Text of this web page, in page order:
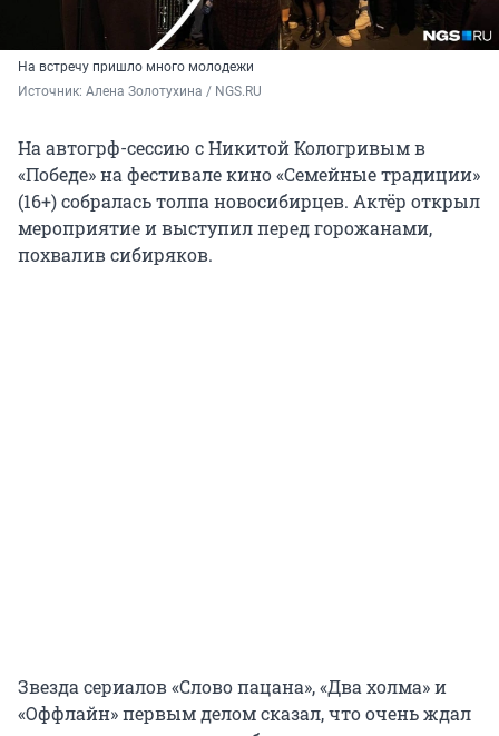
На встречу пришло много молодежи
Источник: Алена Золотухина / NGS.RU
На автогрф-сессию с Никитой Кологривым в
«Победе» на фестивале кино «Семейные традиции»
(16+) собралась толпа новосибирцев. Актёр открыл
мероприятие и выступил перед горожанами,
похвалив сибиряков.
Звезда сериалов «Слово пацана», «Два холма» и
«Оффлайн» первым делом сказал, что очень ждал